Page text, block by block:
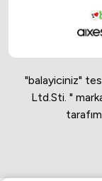
"balayiciniz"
Ltd.Sti. "